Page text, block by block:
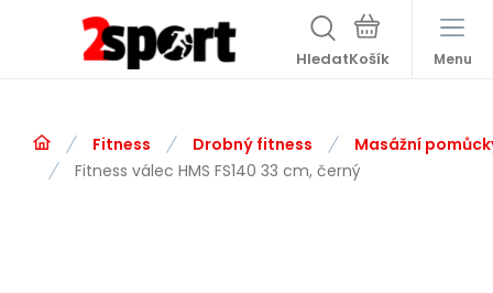
Hledat Menu
Fitness Drobný fitness
Masážní
Fitness válec HMS FS140 33 cm, černý